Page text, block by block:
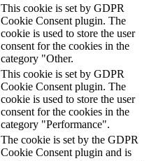
This cookie is set by GDPR
Cookie Consent plugin. The
cookie is used to store the user
consent for the cookies in the
category "Other.
This cookie is set by GDPR
Cookie Consent plugin. The
cookie is used to store the user
consent for the cookies in the
category "Performance".
The cookie is set by the GDPR
Cookie Consent plugin and is